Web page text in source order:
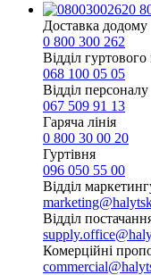
0
Доставка додому
0 800 300 262
Відділ
068 100 05 05​
Відділ персоналу
067 509 91 13
Гаряча лінія
0 800 30 00 20
Гуртівня
096 050 55 00
Відділ
Відділ
Комерційні